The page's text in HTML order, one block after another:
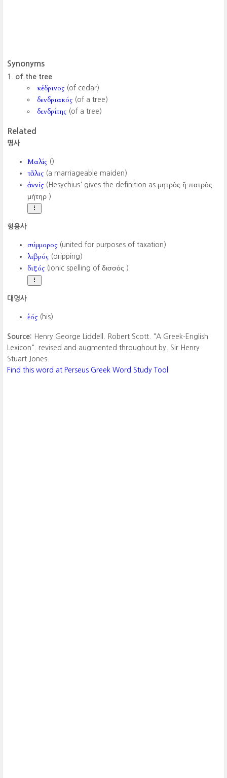
Synonyms
of the tree
κέδρινος (of cedar)
δενδριακός (of a tree)
δενδρίτης (of a tree)
Related
명사
Μαλίς ()
τᾶλις (a marriageable maiden)
ἀννίς (Hesychius' gives the definition as μητρὸς ἢ πατρὸς
μήτηρ ‎)
형용사
σύμμορος (united for purposes of taxation)
λιβρός (dripping)
διξός (Ionic spelling of δισσός ‎)
대명사
ἑός (his)
Source: Henry George Liddell. Robert Scott. "A Greek-English
Lexicon". revised and augmented throughout by. Sir Henry
Stuart Jones.
Find this word at Perseus Greek Word Study Tool